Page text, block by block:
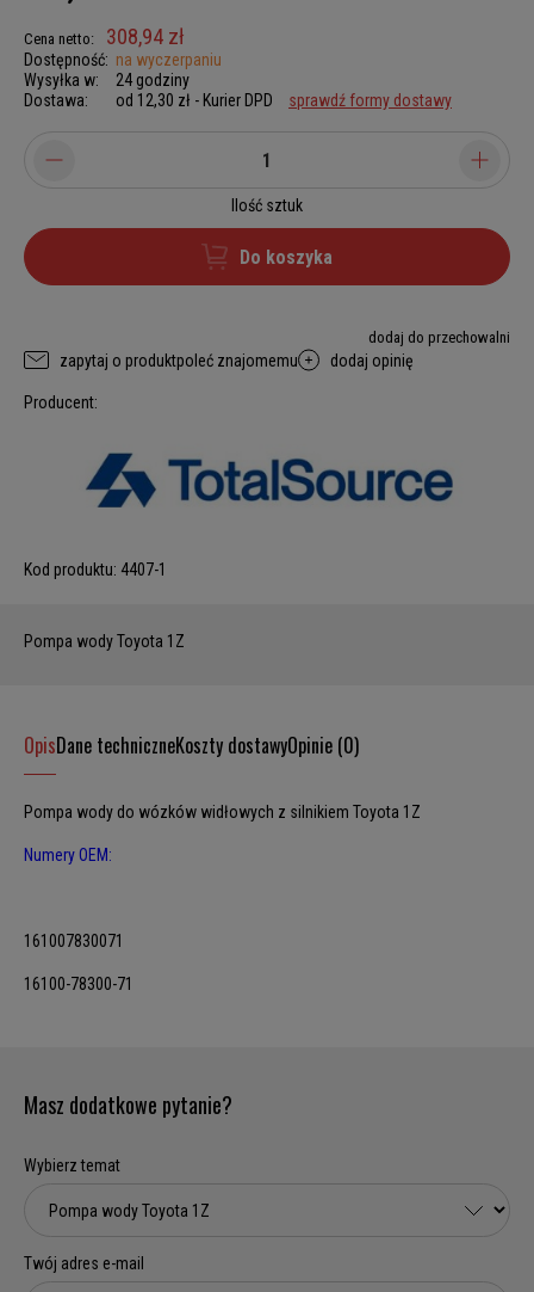
Cena netto: 308,94 zł
Dostępność: na wyczerpaniu
Wysyłka w:
24 godziny
Dostawa:
od 12,30 zł - Kurier DPD sprawdź formy dostawy
Ilość sztuk
Do koszyka
dodaj do przechowalni
zapytaj o produktpoleć znajomemu dodaj opinię
Producent:
Kod produktu: 4407-1
Pompa wody Toyota 1Z
OpisDane techniczneKoszty dostawyOpinie (0)
Pompa wody do wózków widłowych z silnikiem Toyota 1Z
Numery OEM:
161007830071
16100-78300-71
Masz dodatkowe pytanie?